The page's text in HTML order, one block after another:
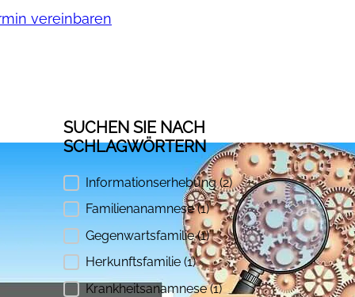
vereinbaren
SUCHEN SIE NACH
SCHLAGWÖRTERN
SUCHEN SIE NACH SCHLAGWÖRTERN
Informationserhebung(2)
Familienanamnese(1)
Gegenwartsfamilie(1)
Herkunftsfamilie (1)
Krankheitsanamnese(1)